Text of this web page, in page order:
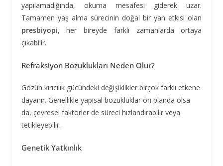
yapılamadığında, okuma mesafesi giderek uzar.
Tamamen yaş alma sürecinin doğal bir yan etkisi olan
presbiyopi, her bireyde farklı zamanlarda ortaya
çıkabilir.
Refraksiyon Bozuklukları Neden Olur?
Gözün kırıcılık gücündeki değişiklikler birçok farklı etkene
dayanır. Genellikle yapısal bozukluklar ön planda olsa
da, çevresel faktörler de süreci hızlandırabilir veya
tetikleyebilir.
Genetik Yatkınlık